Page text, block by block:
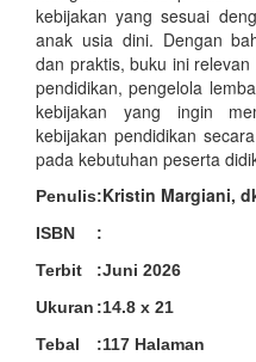
kebijakan yang sesuai
anak usia dini. Dengan
dan praktis, buku ini
pendidikan, pengelola
kebijakan yang ingin
kebijakan pendidikan
pada kebutuhan peserta
Penulis:Kristin Margiani,
ISBN
:
Terbit
:Juni 2026
Ukuran :14.8 x 21
Tebal
:117 Halaman